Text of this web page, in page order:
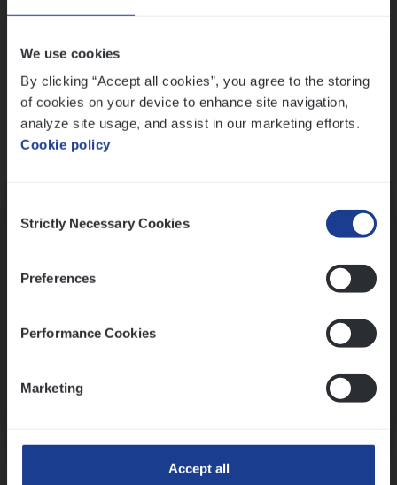
We use cookies
By clicking “Accept all cookies”, you agree to the storing
of cookies on your device to enhance site navigation,
analyze site usage, and assist in our marketing efforts.
Cookie policy
Selection
Strictly Necessary Cookies
Preferences
Performance Cookies
Marketing
Accept all